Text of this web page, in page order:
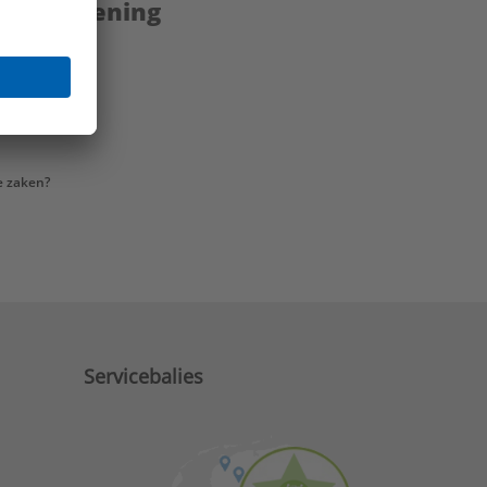
zaken?
Servicebalies